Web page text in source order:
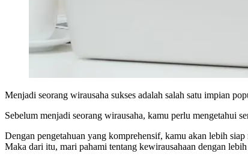
Menjadi seorang wirausaha sukses adalah salah satu impian
Sebelum menjadi seorang wirausaha, kamu perlu mengetahui
Dengan pengetahuan yang komprehensif, kamu akan lebih
Maka dari itu, mari pahami tentang kewirausahaan dengan